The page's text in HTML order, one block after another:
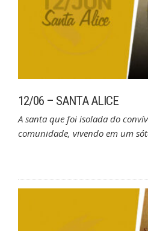
12/06 – SANTA ALICE
A santa que foi isolada do
comunidade, vivendo em um